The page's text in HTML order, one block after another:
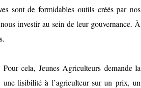
sont de formidables outils créés par nos
investir au sein de leur gouvernance. À
cela, Jeunes Agriculteurs demande la
une lisibilité à l’agriculteur sur un prix, un